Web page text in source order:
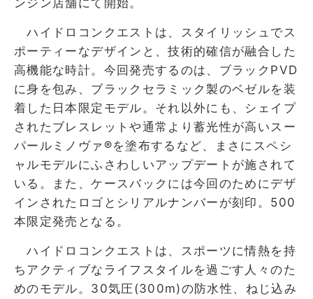
ハイドロコンクエストは、スタイリッシュでス
ポーティーなデザインと、技術的確信が融合した
高機能な時計。今回発売するのは、ブラックPVD
に身を包み、ブラックセラミック製のベゼルを装
着した日本限定モデル。それ以外にも、シェイプ
されたブレスレットや通常より蓄光性が高いスー
パールミノヴァ®を塗布するなど、まさにスペシ
ャルモデルにふさわしいアップデートが施されて
いる。また、ケースバックには今回のためにデザ
インされたロゴとシリアルナンバーが刻印。500
本限定発売となる。
ハイドロコンクエストは、スポーツに情熱を持
ちアクティブなライフスタイルを過ごす人々のた
めのモデル。30気圧(300m)の防水性、ねじ込み